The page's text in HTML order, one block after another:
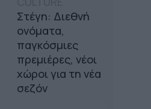
Στέγη: Διεθνή
ονόματα,
παγκόσμιες
πρεμιέρες, νέοι
χώροι για τη νέα
σεζόν